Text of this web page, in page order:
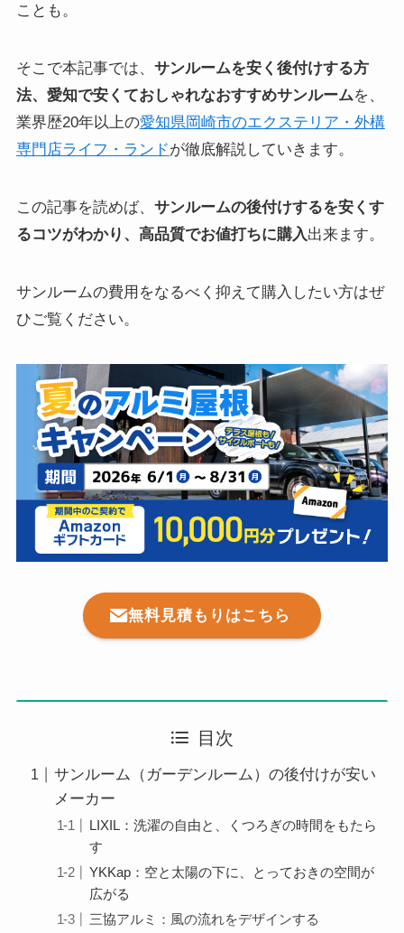
ことも。
そこで本記事では、 サンルームを安く後付けする方
法、愛知で安くておしゃれなおすすめサンルームを、
業界歴20年以上の愛知県岡崎市のエクステリア・外構
専門店ライフ・ランドが徹底解説していきます。
この記事を読めば、 サンルームの後付けするを安くす
るコツがわかり、高品質でお値打ちに購入出来ます。
サンルームの費用をなるべく抑えて購入したい方はぜ
ひご覧ください。
無料見積もりはこちら
目次
サンルーム（ガーデンルーム）の後付けが安い
メーカー
LIXIL：洗濯の自由と、くつろぎの時間をもたら
す
YKKap：空と太陽の下に、とっておきの空間が
広がる
三協アルミ：風の流れをデザインする